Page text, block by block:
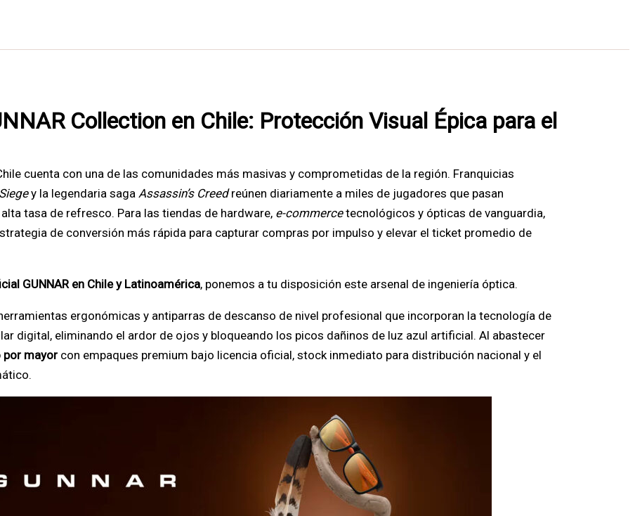
Collection en Chile: Protección Visual Épica para el
cuenta con una de las comunidades más masivas y comprometidas de la región. Franquicias
y la legendaria saga Assassin’s Creedreúnen diariamente a miles de jugadores que pasan
tasa de refresco. Para las tiendas de hardware, e-commercetecnológicos y ópticas de vanguardia,
de conversión más rápida para capturar compras por impulso y elevar el ticket promedio de
GUNNAR en Chile y Latinoamérica, ponemos a tu disposición este arsenal de ingeniería óptica.
ergonómicas y antiparras de descanso de nivel profesional que incorporan la tecnología de
digital, eliminando el ardor de ojos y bloqueando los picos dañinos de luz azul artificial. Al abastecer
por mayor con empaques premium bajo licencia oficial, stock inmediato para distribución nacional y el